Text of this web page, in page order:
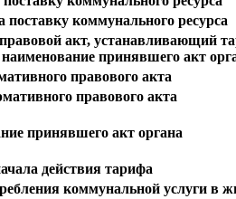
поставку коммунального ресурса
акт, устанавливающий
наименование принявшего акт
правового акта
правового акта
принявшего акт органа
действия тарифа
коммунальной услуги в